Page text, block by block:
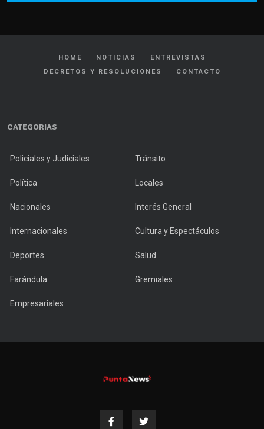
HOME NOTICIAS
ENTREVISTAS
DECRETOS Y RESOLUCIONES
CONTACTO
CATEGORIAS
Policiales y Judiciales Tránsito
Política Locales
Nacionales Interés General
Internacionales Cultura y Espectáculos
Deportes Salud
Farándula Gremiales
Empresariales